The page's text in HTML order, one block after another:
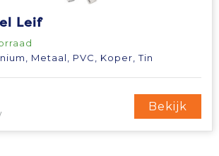
Leif
Metaal, PVC, Koper, Tin
Bekijk